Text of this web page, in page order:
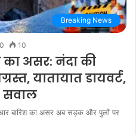
Breaking News
0 10
का असर: नंदा की
यातायात डायवर्ट,
सवाल
बारिश का असर अब सड़क और पुलों पर